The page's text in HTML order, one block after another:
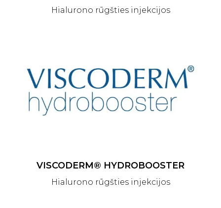
Hialurono rūgšties injekcijos
VISCODERM® HYDROBOOSTER
Hialurono rūgšties injekcijos